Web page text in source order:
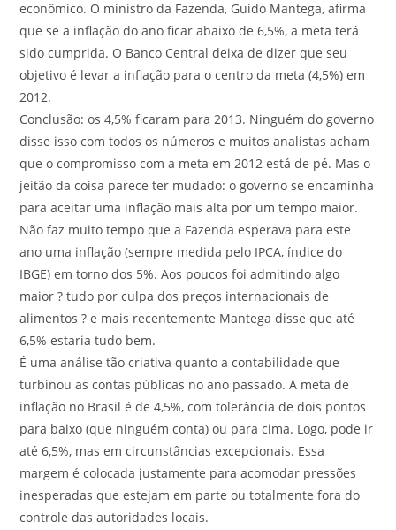
econômico. O ministro da Fazenda, Guido Mantega, afirma
que se a inflação do ano ficar abaixo de 6,5%, a meta terá
sido cumprida. O Banco Central deixa de dizer que seu
objetivo é levar a inflação para o centro da meta (4,5%) em
2012.
Conclusão: os 4,5% ficaram para 2013. Ninguém do governo
disse isso com todos os números e muitos analistas acham
que o compromisso com a meta em 2012 está de pé. Mas o
jeitão da coisa parece ter mudado: o governo se encaminha
para aceitar uma inflação mais alta por um tempo maior.
Não faz muito tempo que a Fazenda esperava para este
ano uma inflação (sempre medida pelo IPCA, índice do
IBGE) em torno dos 5%. Aos poucos foi admitindo algo
maior ? tudo por culpa dos preços internacionais de
alimentos ? e mais recentemente Mantega disse que até
6,5% estaria tudo bem.
É uma análise tão criativa quanto a contabilidade que
turbinou as contas públicas no ano passado. A meta de
inflação no Brasil é de 4,5%, com tolerância de dois pontos
para baixo (que ninguém conta) ou para cima. Logo, pode ir
até 6,5%, mas em circunstâncias excepcionais. Essa
margem é colocada justamente para acomodar pressões
inesperadas que estejam em parte ou totalmente fora do
controle das autoridades locais.